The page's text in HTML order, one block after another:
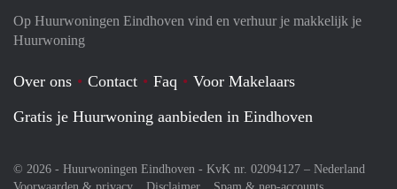
Op Huurwoningen Eindhoven vind en verhuur je makkelijk je
Huurwoning
Over ons Contact Faq
Voor Makelaars
Gratis je Huurwoning aanbieden in Eindhoven
© 2026 - Huurwoningen Eindhoven - KvK nr. 02094127 – Nederland